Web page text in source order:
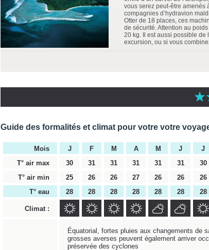
vous serez peut-être amenés
compagnies d’hydravion
Otter de 18 places, ces
de sécurité. Attention au
20 kg. Il est aussi possible de
excursion, ou si vous
Guide des formalités et climat pour votre votre
Mois J F M A M J J
T° air max
30 31 31 31 31 31 30
T° air min
25 26 26 27 26 26 26
T° eau
28 28 28 28 28 28 28
Climat :
Équatorial, fortes pluies aux changements de
grosses averses peuvent également arriver
préservée des cyclones